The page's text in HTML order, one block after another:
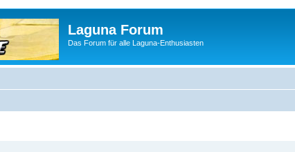
Laguna Forum
Das Forum für alle Laguna-Enthusiasten